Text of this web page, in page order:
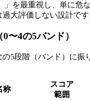
」を最重視し、単に危
大評価しない設計です
〜4の5バンド）
5段階（バンド）に振
称
スコア
範囲